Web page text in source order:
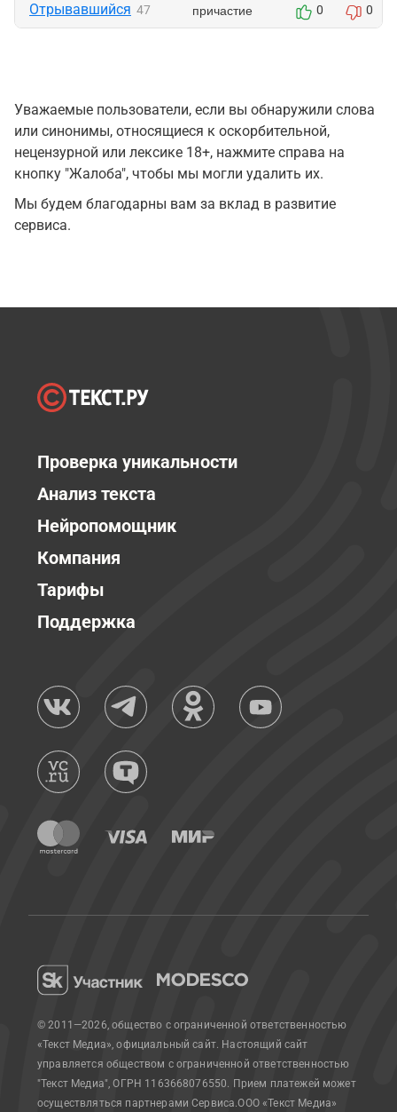
Отрывавшийся 47 причастие 0 0
Уважаемые пользователи, если вы обнаружили слова
или синонимы, относящиеся к оскорбительной,
нецензурной или лексике 18+, нажмите справа на
кнопку "Жалоба", чтобы мы могли удалить их.
Мы будем благодарны вам за вклад в развитие
сервиса.
Проверка уникальности
Анализ текста
Нейропомощник
Компания
Тарифы
Поддержка
© 2011—2026, общество с ограниченной ответственностью
«Текст Медиа», официальный сайт. Настоящий сайт
управляется обществом с ограниченной ответственностью
"Текст Медиа", ОГРН 1163668076550. Прием платежей может
осуществляться партнерами Сервиса.ООО «Текст Медиа»